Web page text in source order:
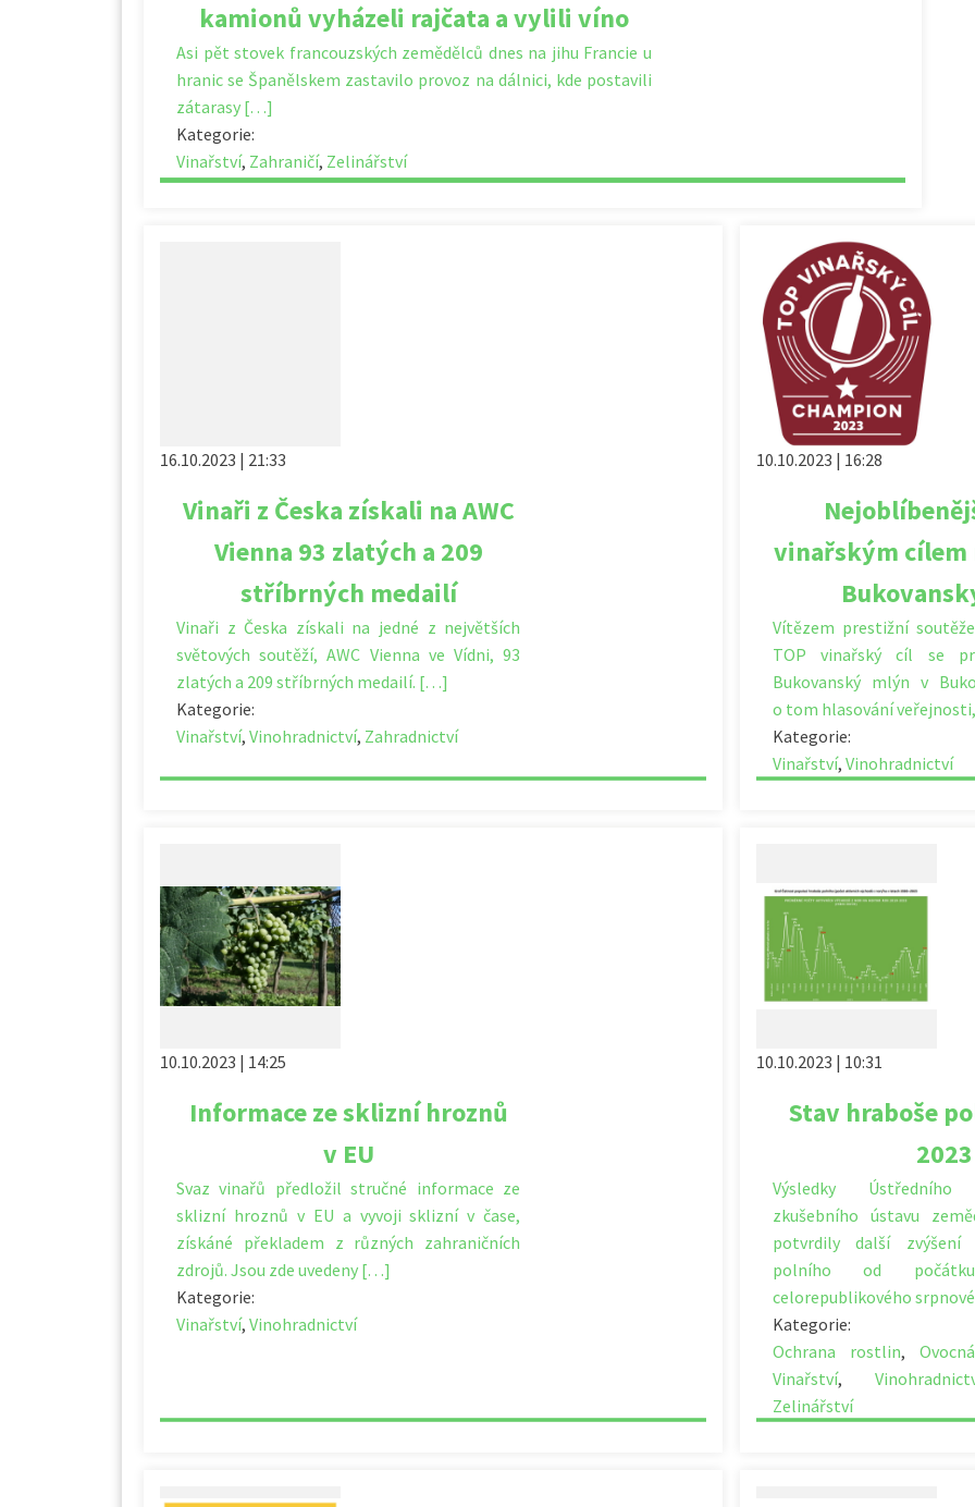
kamionů vyházeli rajčata a vylili víno
Asi pět stovek francouzských zemědělců dnes na jihu Francie u
hranic se Španělskem zastavilo provoz na dálnici, kde postavili
zátarasy […]
Kategorie:
Vinařství, Zahraničí, Zelinářství
16.10.2023 | 21:33
Vinaři z Česka získali na AWC
Vienna 93 zlatých a 209
stříbrných medailí
Vinaři z Česka získali na jedné z největších
světových soutěží, AWC Vienna ve Vídni, 93
zlatých a 209 stříbrných medailí. […]
Kategorie:
Vinařství, Vinohradnictví, Zahradnictví
10.10.2023 | 16:28
vinařským cílem
Vítězem prestižní
TOP vinařský cíl se
Bukovanský mlýn v
o tom hlasování
Kategorie:
Vinařství, Vinohradnictví
10.10.2023 | 14:25
Informace ze sklizní hroznů
v EU
Svaz vinařů předložil stručné informace ze
sklizní hroznů v EU a vyvoji sklizní v čase,
získáné překladem z různých zahraničních
zdrojů. Jsou zde uvedeny […]
Kategorie:
Vinařství, Vinohradnictví
10.10.2023 | 10:31
Stav hraboše
2023
Výsledky
zkušebního ústavu
potvrdily další zvýšení
polního od
celorepublikového
Kategorie:
Ochrana rostlin,
Vinařství,
Zelinářství